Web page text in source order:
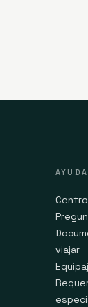
AYUDA
viajar